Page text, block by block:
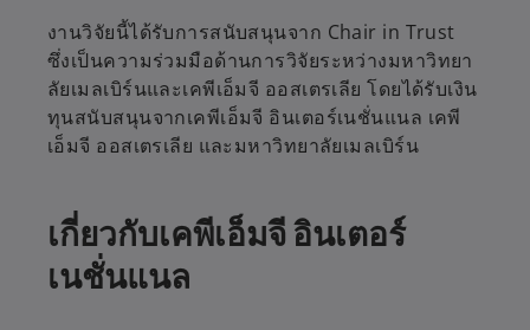
งานวิจัยนี้ได้รับการสนับสนุนจาก Chair in Trust
ซึ่งเป็นความร่วมมือด้านการวิจัยระหว่างมหาวิทยา
ลัยเมลเบิร์นและเคพีเอ็มจี ออสเตรเลีย โดยได้รับเงิน
ทุนสนับสนุนจากเคพีเอ็มจี อินเตอร์เนชั่นแนล เคพี
เอ็มจี ออสเตรเลีย และมหาวิทยาลัยเมลเบิร์น
เกี่ยวกับเคพีเอ็มจี อินเตอร์
เนชั่นแนล